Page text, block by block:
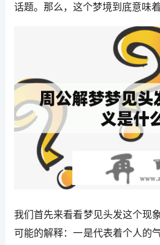
话题。那么，这个梦境到底意味着
我们首先来看看梦见头发这个现
可能的解释：一是代表着个人的